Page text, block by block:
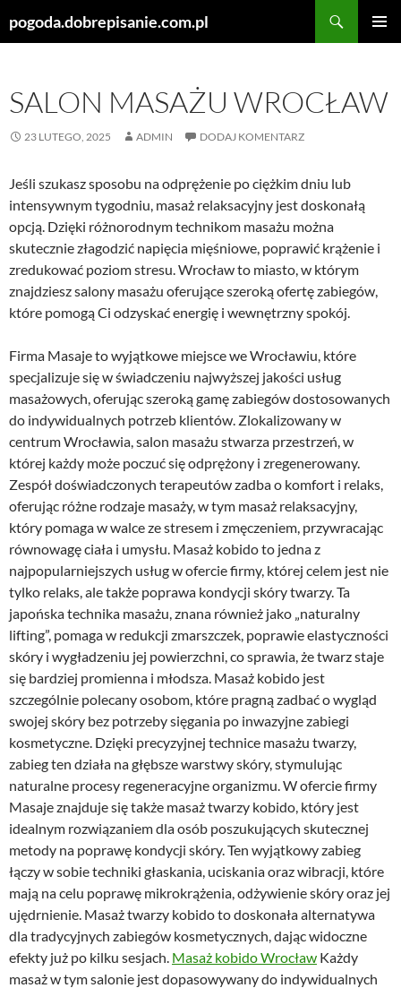
pogoda.dobrepisanie.com.pl
SALON MASAŻU WROCŁAW
23 LUTEGO, 2025 ADMIN DODAJ KOMENTARZ
Jeśli szukasz sposobu na odprężenie po ciężkim dniu lub
intensywnym tygodniu, masaż relaksacyjny jest doskonałą
opcją. Dzięki różnorodnym technikom masażu można
skutecznie złagodzić napięcia mięśniowe, poprawić krążenie i
zredukować poziom stresu. Wrocław to miasto, w którym
znajdziesz salony masażu oferujące szeroką ofertę zabiegów,
które pomogą Ci odzyskać energię i wewnętrzny spokój.
Firma Masaje to wyjątkowe miejsce we Wrocławiu, które
specjalizuje się w świadczeniu najwyższej jakości usług
masażowych, oferując szeroką gamę zabiegów dostosowanych
do indywidualnych potrzeb klientów. Zlokalizowany w
centrum Wrocławia, salon masażu stwarza przestrzeń, w
której każdy może poczuć się odprężony i zregenerowany.
Zespół doświadczonych terapeutów zadba o komfort i relaks,
oferując różne rodzaje masaży, w tym masaż relaksacyjny,
który pomaga w walce ze stresem i zmęczeniem, przywracając
równowagę ciała i umysłu. Masaż kobido to jedna z
najpopularniejszych usług w ofercie firmy, której celem jest nie
tylko relaks, ale także poprawa kondycji skóry twarzy. Ta
japońska technika masażu, znana również jako „naturalny
lifting”, pomaga w redukcji zmarszczek, poprawie elastyczności
skóry i wygładzeniu jej powierzchni, co sprawia, że twarz staje
się bardziej promienna i młodsza. Masaż kobido jest
szczególnie polecany osobom, które pragną zadbać o wygląd
swojej skóry bez potrzeby sięgania po inwazyjne zabiegi
kosmetyczne. Dzięki precyzyjnej technice masażu twarzy,
zabieg ten działa na głębsze warstwy skóry, stymulując
naturalne procesy regeneracyjne organizmu. W ofercie firmy
Masaje znajduje się także masaż twarzy kobido, który jest
idealnym rozwiązaniem dla osób poszukujących skutecznej
metody na poprawę kondycji skóry. Ten wyjątkowy zabieg
łączy w sobie techniki głaskania, uciskania oraz wibracji, które
mają na celu poprawę mikrokrążenia, odżywienie skóry oraz jej
ujędrnienie. Masaż twarzy kobido to doskonała alternatywa
dla tradycyjnych zabiegów kosmetycznych, dając widoczne
efekty już po kilku sesjach. Masaż kobido Wrocław Każdy
masaż w tym salonie jest dopasowywany do indywidualnych